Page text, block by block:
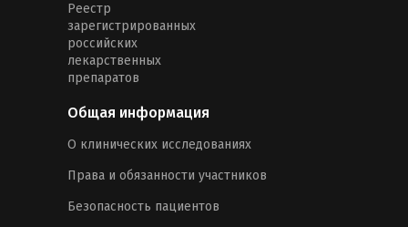
Реестр
зарегистрированных
российских
лекарственных
препаратов
Общая информация
О клинических исследованиях
Права и обязанности участников
Безопасность пациентов